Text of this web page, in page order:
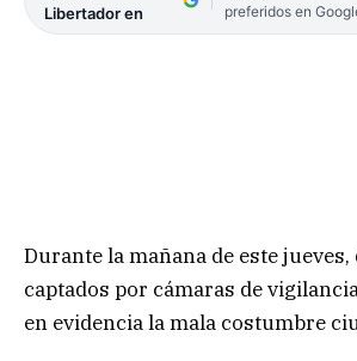
Libertador en
preferidos en
Durante la mañana de este jueves,
captados por cámaras de
en evidencia la mala costumbre